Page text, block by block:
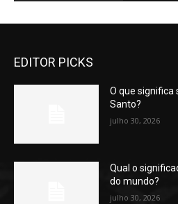
EDITOR PICKS
O que significa
Santo?
julho 30, 2026
Qual o
do mundo?
julho 30, 2026